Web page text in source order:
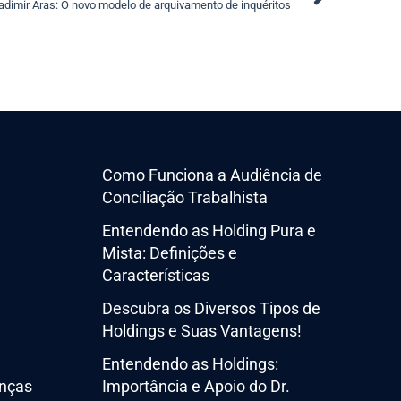
Aras: O novo modelo de arquivamento de inquéritos
Como Funciona a Audiência de
Conciliação Trabalhista
Entendendo as Holding Pura e
Mista: Definições e
Características
Descubra os Diversos Tipos de
Holdings e Suas Vantagens!
Entendendo as Holdings:
Importância e Apoio do Dr.